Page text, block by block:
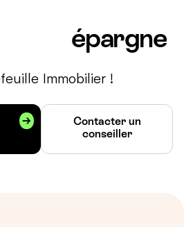
épargne
Immobilier !
Contacter un
conseiller